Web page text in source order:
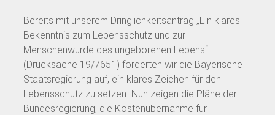
Bereits mit unserem Dringlichkeitsantrag „Ein klares
Bekenntnis zum Lebensschutz und zur
Menschenwürde des ungeborenen Lebens“
(Drucksache 19/7651) forderten wir die Bayerische
Staatsregierung auf, ein klares Zeichen für den
Lebensschutz zu setzen. Nun zeigen die Pläne der
Bundesregierung, die Kostenübernahme für